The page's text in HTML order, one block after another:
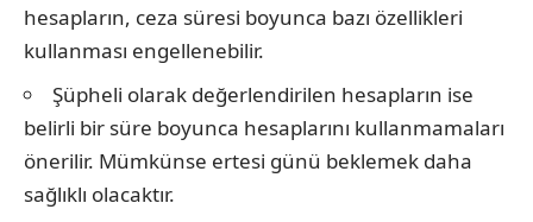
hesapların, ceza süresi boyunca bazı özellikleri
kullanması engellenebilir.
Şüpheli olarak değerlendirilen hesapların ise
belirli bir süre boyunca hesaplarını kullanmamaları
önerilir. Mümkünse ertesi günü beklemek daha
sağlıklı olacaktır.